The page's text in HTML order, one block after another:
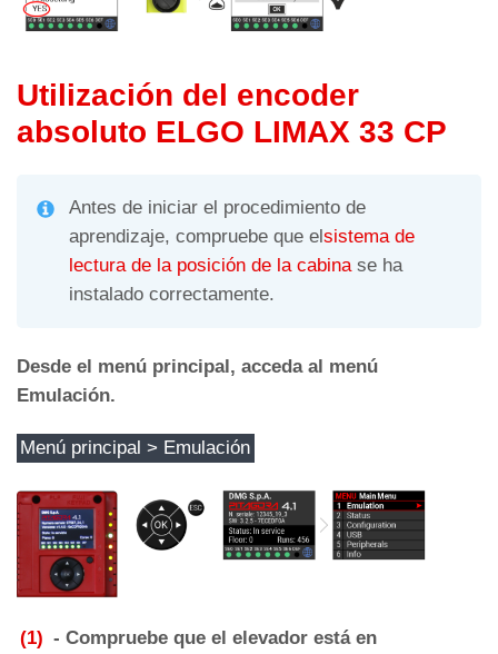
Utilización del encoder
absoluto ELGO LIMAX 33 CP
Antes de iniciar el procedimiento de
aprendizaje, compruebe que elsistema de
lectura de la posición de la cabinase ha
instalado correctamente.
Desde el menú principal, acceda al menú
Emulación.
Menú principal > Emulación
(1) - Compruebe que el elevador está en